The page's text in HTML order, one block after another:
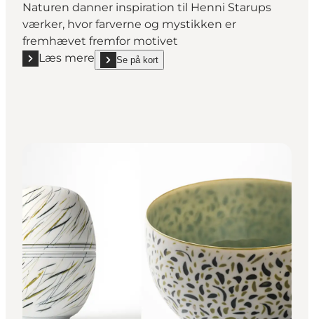
Naturen danner inspiration til Henni Starups
værker, hvor farverne og mystikken er
fremhævet fremfor motivet
Læs mere
Læs mere "Henni Starup - Billedkunstner"
Se på kort
show Henni Starup - Billedkunstner on_map